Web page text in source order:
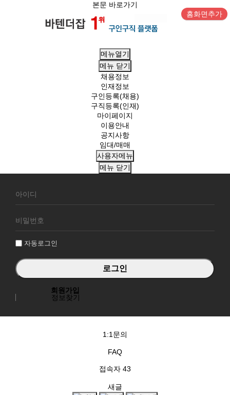
본문 바로가기
홈화면추가
메뉴열기
메뉴 닫기
채용정보
인재정보
구인등록(채용)
구직등록(인재)
마이페이지
이용안내
공지사항
임대/매매
사용자메뉴
메뉴 닫기
원
그
자동로그인
회원가입
정보찾기
1:1문의
FAQ
접속자 43
새글